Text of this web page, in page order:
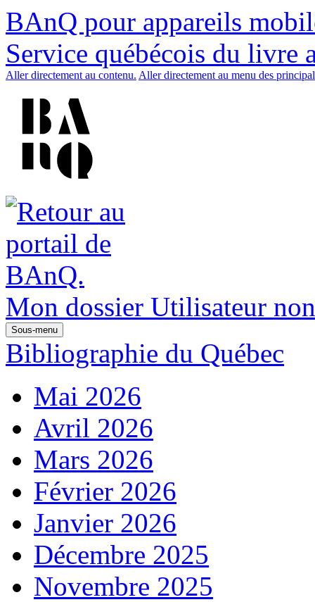
BAnQ pour appareils
Service québécois du livre
Aller directement au contenu. Aller directement au menu des
Mon dossier Utilisateur
Sous-menu
Bibliographie du Québec
Mai 2026
Avril 2026
Mars 2026
Février 2026
Janvier 2026
Décembre 2025
Novembre 2025